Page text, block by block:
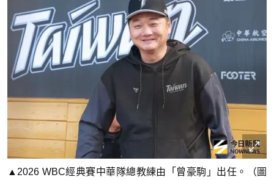
▲2026 WBC經典賽中華隊總教練由「曾豪駒」出任。（圖